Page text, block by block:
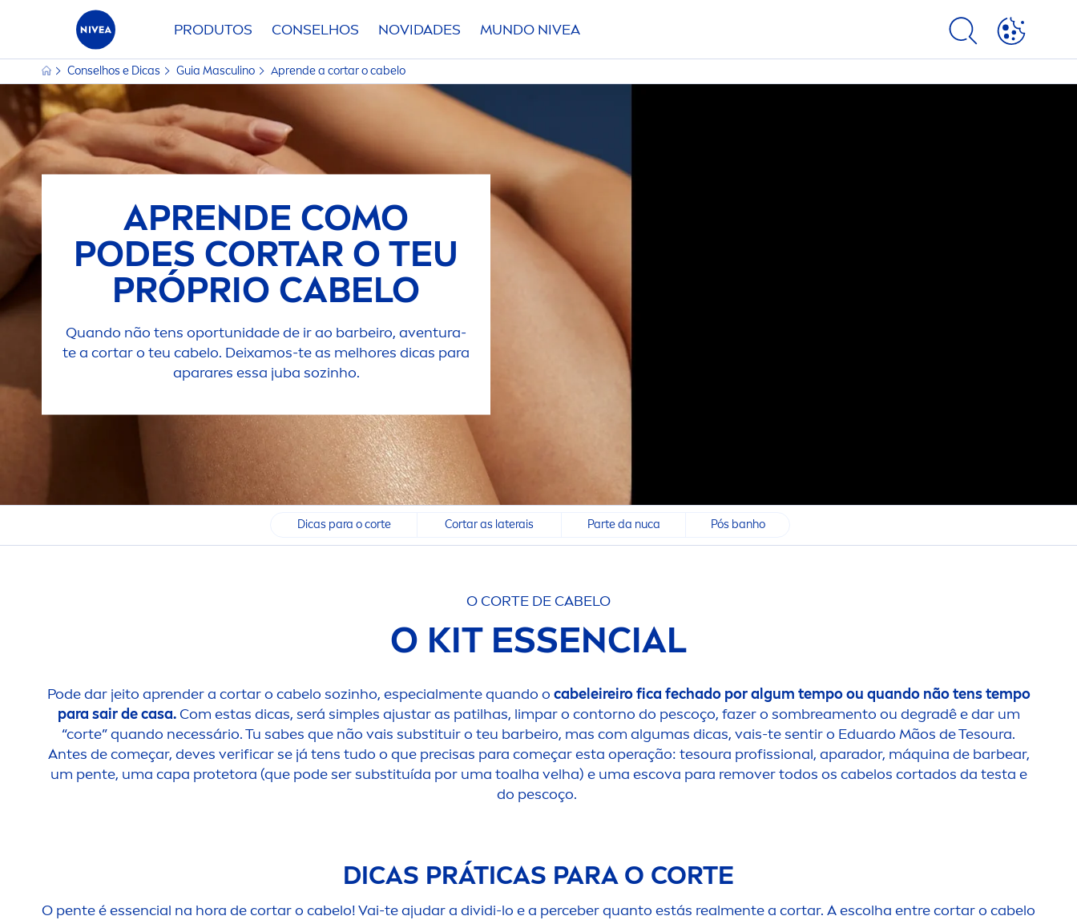
PRODUTOS CONSELHOS NOVIDADES MUNDO NIVEA
Conselhos e Dicas Guia Masculino Aprende a cortar o cabelo
APRENDE COMO
PODES CORTAR O TEU
PRÓPRIO CABELO
Quando não tens oportunidade de ir ao barbeiro, aventura-
te a cortar o teu cabelo. Deixamos-te as melhores dicas para
aparares essa juba sozinho.
Dicas para o corte Cortar as laterais Parte da nuca Pós banho
O CORTE DE CABELO
O KIT ESSENCIAL
Pode dar jeito aprender a cortar o cabelo sozinho, especialmente quando o cabeleireiro fica fechado por algum tempo ou quando não tens tempo
para sair de casa.Com estas dicas, será simples ajustar as patilhas, limpar o contorno do pescoço, fazer o sombreamento ou degradê e dar um
“corte” quando necessário. Tu sabes que não vais substituir o teu barbeiro, mas com algumas dicas, vais-te sentir o Eduardo Mãos de Tesoura.
Antes de começar, deves verificar se já tens tudo o que precisas para começar esta operação: tesoura profissional, aparador, máquina de barbear,
um pente, uma capa protetora (que pode ser substituída por uma toalha velha) e uma escova para remover todos os cabelos cortados da testa e
do pescoço.
DICAS PRÁTICAS PARA O CORTE
O pente é essencial na hora de cortar o cabelo! Vai-te ajudar a dividi-lo e a perceber quanto estás realmente a cortar. A escolha entre cortar o cabelo